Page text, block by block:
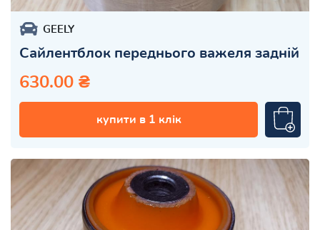
GEELY
Сайлентблок переднього важеля задній
630.00 ₴
купити в 1 клік